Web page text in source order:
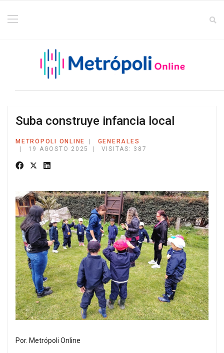
Suba construye infancia local
METRÓPOLI ONLINE
GENERALES
19 AGOSTO 2025
VISITAS: 387
Por. Metrópoli Online